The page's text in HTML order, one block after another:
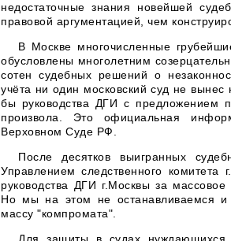
недостаточные знания новейшей
правовой аргументацией, чем
В Москве многочисленные
обусловлены многолетним
сотен судебных решений о
учёта ни один московский суд не
бы руководства ДГИ с предложением
произвола. Это официальная
Верховном Суде РФ.
После десятков выигранных
Управлением следственного
руководства ДГИ г.Москвы за
Но мы на этом не останавливаемся и
массу "компромата".